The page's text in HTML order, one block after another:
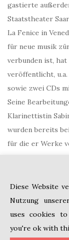
gastierte
Staatstheater
La Fenice in
für neue musik
verbunden ist,
veröffentlicht,
sowie zwei CDs
Seine
Klarinettistin
wurden bereits
für die er Werke
wurde 2021
und wird
Diese Website
Nutzung
uses cookies
you're ok with